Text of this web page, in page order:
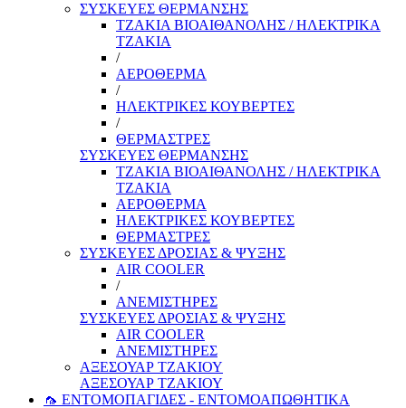
ΣΥΣΚΕΥΕΣ ΘΕΡΜΑΝΣΗΣ
ΤΖΑΚΙΑ ΒΙΟΑΙΘΑΝΟΛΗΣ / ΗΛΕΚΤΡΙΚΑ
ΤΖΑΚΙΑ
/
ΑΕΡΟΘΕΡΜΑ
/
ΗΛΕΚΤΡΙΚΕΣ ΚΟΥΒΕΡΤΕΣ
/
ΘΕΡΜΑΣΤΡΕΣ
ΣΥΣΚΕΥΕΣ ΘΕΡΜΑΝΣΗΣ
ΤΖΑΚΙΑ ΒΙΟΑΙΘΑΝΟΛΗΣ / ΗΛΕΚΤΡΙΚΑ
ΤΖΑΚΙΑ
ΑΕΡΟΘΕΡΜΑ
ΗΛΕΚΤΡΙΚΕΣ ΚΟΥΒΕΡΤΕΣ
ΘΕΡΜΑΣΤΡΕΣ
ΣΥΣΚΕΥΕΣ ΔΡΟΣΙΑΣ & ΨΥΞΗΣ
AIR COOLER
/
ΑΝΕΜΙΣΤΗΡΕΣ
ΣΥΣΚΕΥΕΣ ΔΡΟΣΙΑΣ & ΨΥΞΗΣ
AIR COOLER
ΑΝΕΜΙΣΤΗΡΕΣ
ΑΞΕΣΟΥΑΡ ΤΖΑΚΙΟΥ
ΑΞΕΣΟΥΑΡ ΤΖΑΚΙΟΥ
🦟 ΕΝΤΟΜΟΠΑΓΙΔΕΣ - ΕΝΤΟΜΟΑΠΩΘΗΤΙΚΑ